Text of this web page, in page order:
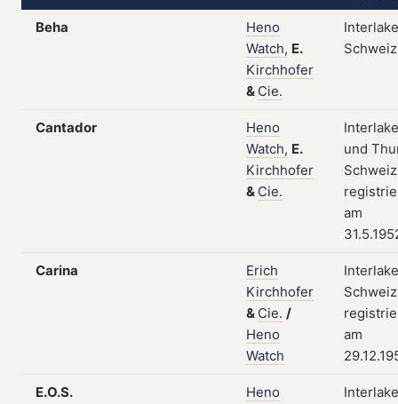
Beha
Heno
Watch, E.
Kirchhofer
& Cie.
Schweiz
Cantador
Heno
Watch, E.
Kirchhofer
& Cie.
und
am
Carina
Erich
Kirchhofer
& Cie. /
Heno
Watch
am
E.O.S.
Heno